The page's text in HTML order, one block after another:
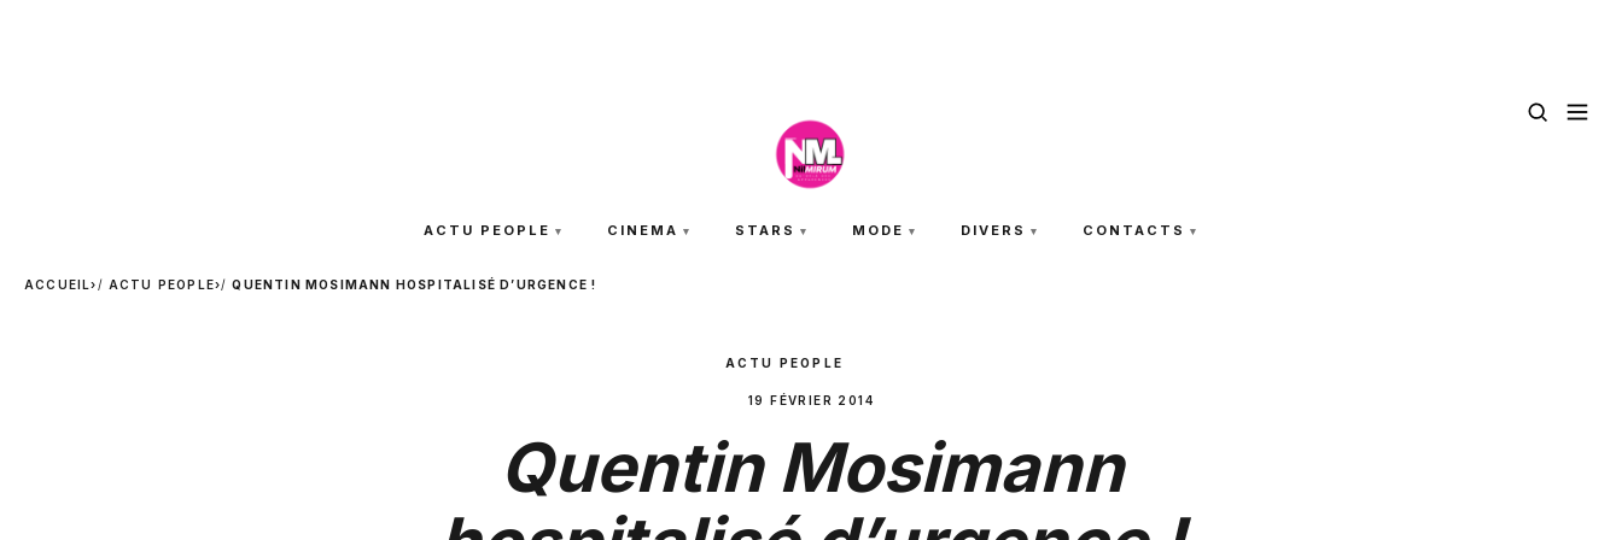
ACTU PEOPLE CINEMA STARS MODE DIVERS CONTACTS
ACCUEIL› ACTU PEOPLE› QUENTIN MOSIMANN HOSPITALISÉ D’URGENCE !
ACTU PEOPLE
19 FÉVRIER 2014
Quentin Mosimann